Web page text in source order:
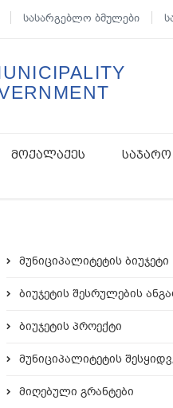
სასარგებლო ბმულები
მოქალაქეს
მუნიციპალიტეტის ბიუჯეტი
ბიუჯეტის შესრულების
ბიუჯეტის პროექტი
მუნიციპალიტეტის
მიღებული გრანტები